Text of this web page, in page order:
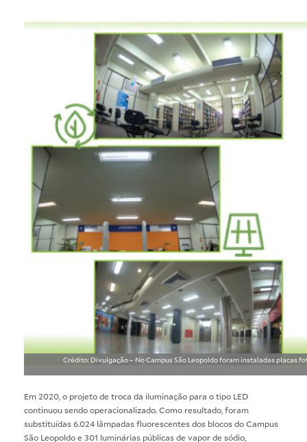
Crédito: Divulgação – No Campus São Leopoldo foram instaladas placas
Em 2020, o projeto de troca da iluminação para o tipo LED
continuou sendo operacionalizado. Como resultado, foram
substituídas 6.024 lâmpadas fluorescentes dos blocos do Campus
São Leopoldo e 301 luminárias públicas de vapor de sódio,